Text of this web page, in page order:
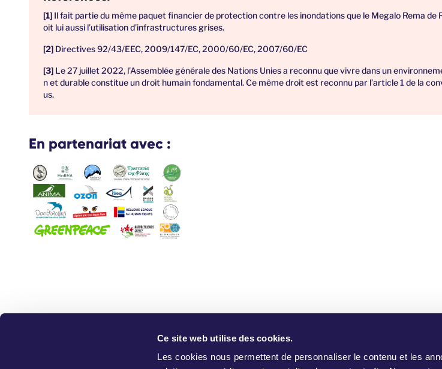
Ce site web utilise des cookies.
Les cookies nous permettent de personnaliser le contenu et les
Il fait partie du même paquet financier de protection contre les inondations que le Megalo Rema de
oit lui aussi l’utilisation d’infrastructures grises.
Directives 92/43/EEC, 2009/147/EC, 2000/60/EC, 2007/60/EC
Le 27 juillet 2022, l’Assemblée générale des Nations Unies a reconnu que vivre dans un
n et durable constitue un droit humain fondamental. Ce même droit est reconnu par l’article 1 de la
us.
En partenariat avec :
Qui Sommes Nous ?